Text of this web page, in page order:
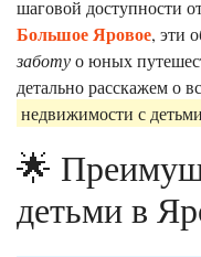
шаговой доступности
Большое Яровое, эти
заботуо юных
детально расскажем о
недвижимости с
🌟
детьми в